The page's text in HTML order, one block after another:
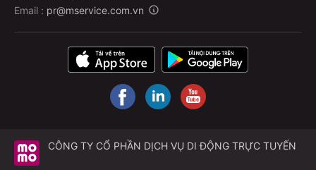
Email : pr@mservice.com.vn
CÔNG TY CỔ PHẦN DỊCH VỤ DI ĐỘNG TRỰC TUYẾN